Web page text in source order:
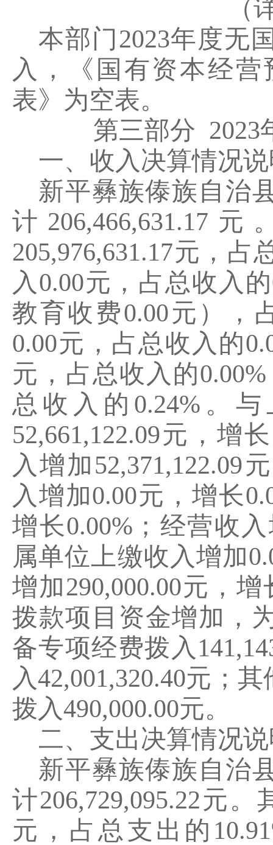
（
本部门2023年度无
入，《国有资本经
表》为空表。
第三部分 2023
一、收入决算情况
新平彝族傣族自治
计 206,466,631.17 元
205,976,631.17元，占
入 0.00元，占总收入的
教育收费0.00元），
0.00元，占总收入的
元，占总收入的0.00%
总收入的 0.24% 。
52,661,122.09元，增长
入增加52,371,122.09
入增加0.00元，增长
增长0.00% ；经营收
属单位上缴收入增加
增加290,000.00元，增
拨款项目资金增加，
备专项经费拨入
入42,001,320.40元；其
拨入490,000.00元。
二、支出决算情况
新平彝族傣族自治
计206,729,095.22元。
元，占总支出的